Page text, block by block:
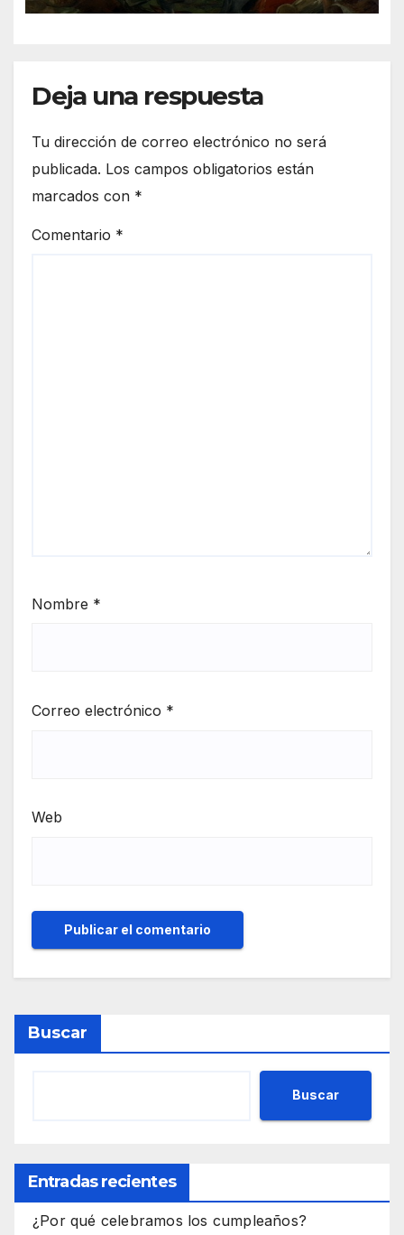
Deja una respuesta
Tu dirección de correo electrónico no será
publicada. Los campos obligatorios están
marcados con *
Comentario *
Nombre *
Correo electrónico *
Web
Buscar
Buscar
Entradas recientes
¿Por qué celebramos los cumpleaños?